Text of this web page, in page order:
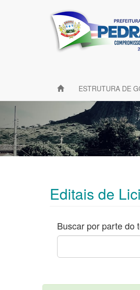
ESTRUTURA DE
Editais de
Buscar por parte do